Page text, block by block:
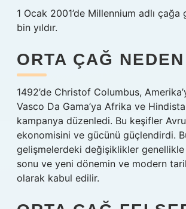
1 Ocak 2001’de Millennium adlı çağa
bin yıldır.
ORTA ÇAĞ
1492’de Christof Columbus,
Vasco Da Gama’ya Afrika ve
kampanya düzenledi. Bu keşifler
ekonomisini ve gücünü güçlendirdi.
gelişmelerdeki değişiklikler genellikle
sonu ve yeni dönemin ve modern
olarak kabul edilir.